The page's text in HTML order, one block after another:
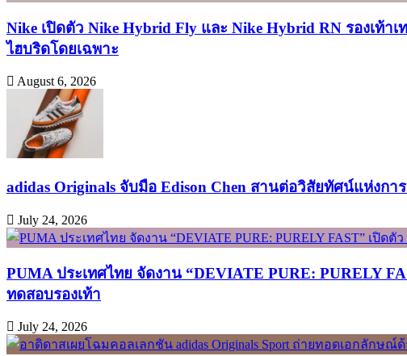
Nike เปิดตัว Nike Hybrid Fly และ Nike Hybrid RN รองเท้
ไฮบริดโดยเฉพาะ
August 6, 2026
adidas Originals จับมือ Edison Chen สานต่อวิสัยทัศน์แห่งกา
July 24, 2026
PUMA ประเทศไทย จัดงาน “DEVIATE PURE: PURELY
ทดสอบรองเท้า
July 24, 2026